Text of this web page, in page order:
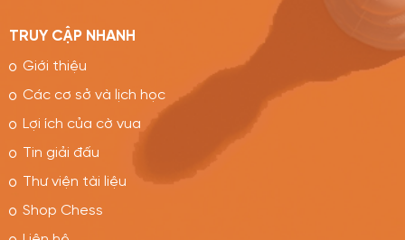
TRUY CẬP NHANH
Giới thiệu
Các cơ sở và lịch học
Lợi ích của cờ vua
Tin giải đấu
Thư viện tài liệu
Shop Chess